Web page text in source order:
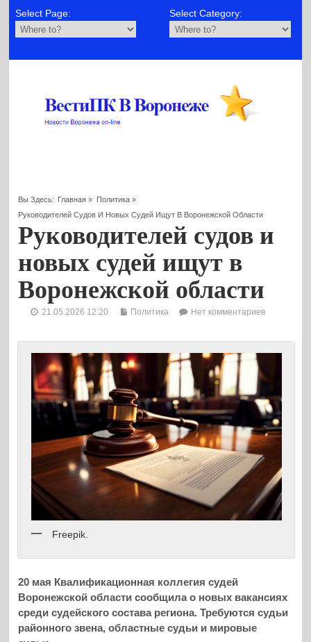
Select Page: Select Category:
Вы Здесь: Главная » Политика»
Руководителей Судов И Новых Судей Ищут В Воронежской Области
Руководителей судов и
новых судей ищут в
Воронежской области
21.05.2026 12:20 Политика Нет комментариев
Freepik.
20 мая Квалификационная коллегия судей
Воронежской области сообщила о новых вакансиях
среди судейского состава региона. Требуются судьи
районного звена, областные судьи и мировые